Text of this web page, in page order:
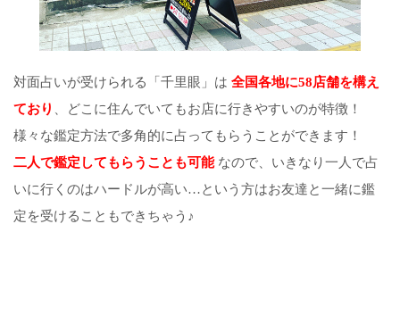
対面占いが受けられる「千里眼」は 全国各地に58店舗を構え
ており 、どこに住んでいてもお店に行きやすいのが特徴！
様々な鑑定方法で多角的に占ってもらうことができます！
二人で鑑定してもらうことも可能なので、いきなり一人で占
いに行くのはハードルが高い…という方はお友達と一緒に鑑
定を受けることもできちゃう♪